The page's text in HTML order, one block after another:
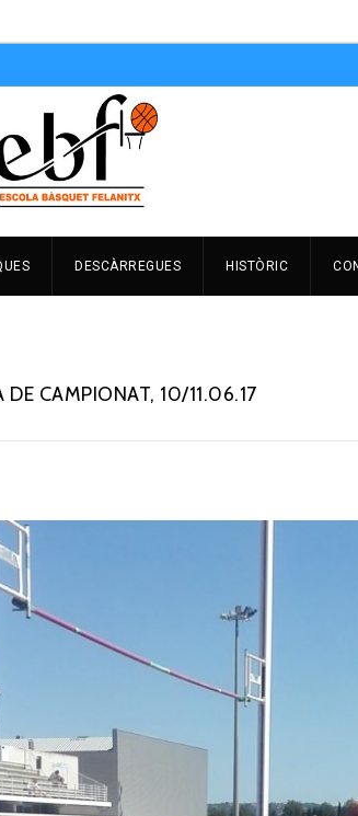
DESCÀRREGUES HISTÒRIC
DE CAMPIONAT, 10/11.06.17